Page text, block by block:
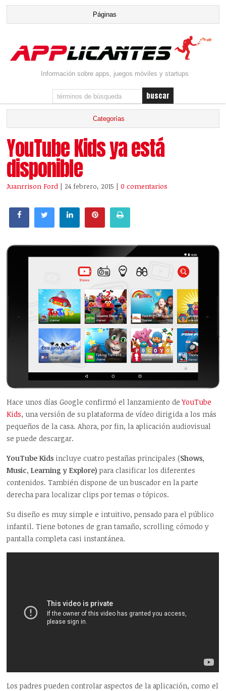
Información sobre apps, juegos móviles y startups
YouTube Kids ya está
disponible
Juanrrison Ford | 24 febrero, 2015 |0 comentarios
Hace unos días Google confirmó el lanzamiento deYouTube
Kids, una versión de su plataforma de vídeo dirigida a los más
pequeños de la casa. Ahora, por fin, la aplicación audiovisual
se puede descargar.
YouTube Kids incluye cuatro pestañas principales (Shows,
Music, Learning y Explore) para clasificar los diferentes
contenidos. También dispone de un buscador en la parte
derecha para localizar clips por temas o tópicos.
Su diseño es muy simple e intuitivo, pensado para el público
infantil. Tiene botones de gran tamaño, scrolling cómodo y
pantalla completa casi instantánea.
Los padres pueden controlar aspectos de la aplicación, como el